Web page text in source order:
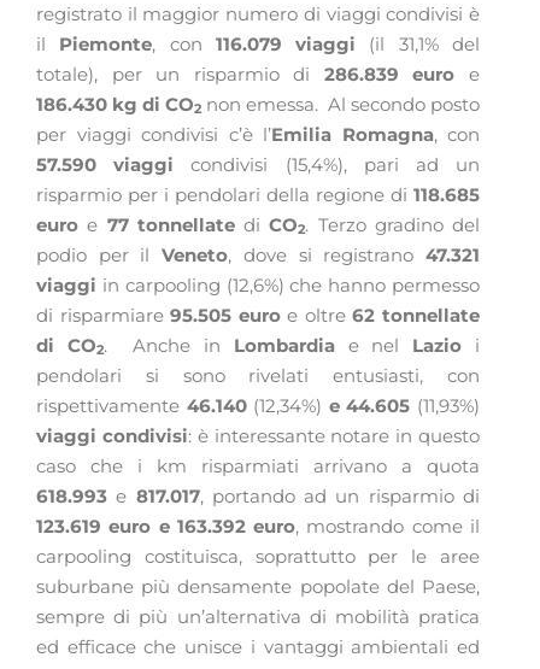
registrato il maggior numero di viaggi condivisi è
il Piemonte, con 116.079 viaggi (il 31,1% del
totale), per un risparmio di 286.839 euro e
186.430 kg di CO2 non emessa. Al secondo posto
per viaggi condivisi c’è l’Emilia Romagna, con
57.590 viaggi condivisi (15,4%), pari ad un
risparmio per i pendolari della regione di 118.685
euro e 77 tonnellate diCO2. Terzo gradino del
podio per ilVeneto, dove si registrano47.321
viaggi in carpooling (12,6%) che hanno permesso
di risparmiare95.505 euroe oltre62 tonnellate
di CO2. Anche in Lombardiae nel Lazio i
pendolari si sono rivelati entusiasti, con
rispettivamente 46.140 (12,34%) e 44.605 (11,93%)
viaggi condivisi: è interessante notare in questo
caso che i km risparmiati arrivano a quota
618.993 e 817.017, portando ad un risparmio di
123.619 euro e 163.392 euro, mostrando come il
carpooling costituisca, soprattutto per le aree
suburbane più densamente popolate del Paese,
sempre di più un’alternativa di mobilità pratica
ed efficace che unisce i vantaggi ambientali ed